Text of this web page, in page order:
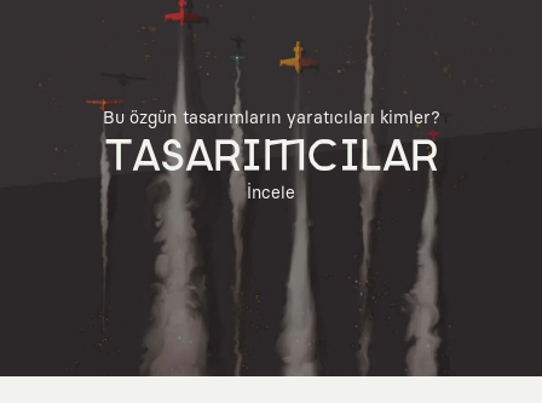
Bu özgün tasarımların yaratıcıları kimler?
TASARIMCILAR
İncele